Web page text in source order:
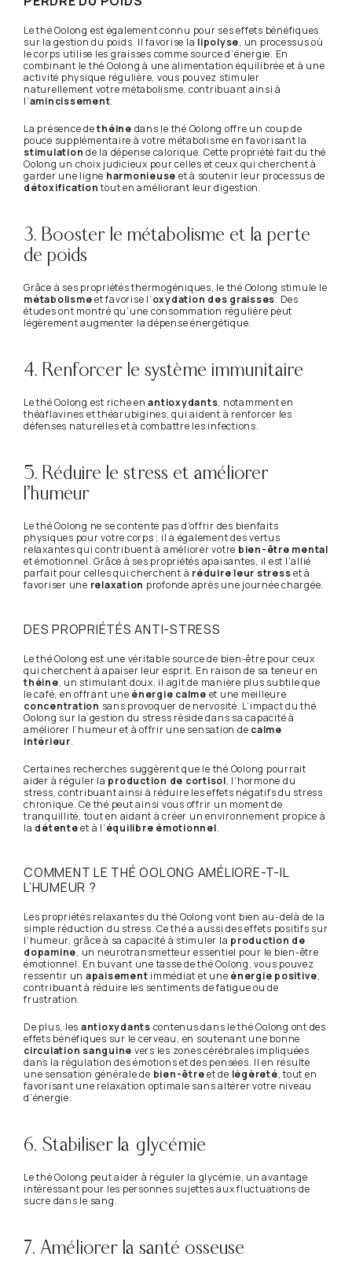
Le thé Oolong est également connu pour ses effets bénéfiques
sur la gestion du poids. Il favorise la lipolyse, un processus où
le corps utilise les graisses comme source d’énergie. En
combinant le thé Oolong à une alimentation équilibrée et à une
activité physique régulière, vous pouvez stimuler
naturellement votre métabolisme, contribuant ainsi à
l’amincissement.
La présence dethéine dans le thé Oolong offre un coup de
pouce supplémentaire à votre métabolisme en favorisant la
stimulation de la dépense calorique. Cette propriété fait du thé
Oolong un choix judicieux pour celles et ceux qui cherchent à
garder une ligne harmonieuse et à soutenir leur processus de
détoxificationtout en améliorant leur digestion.
3. Booster le métabolisme et la perte
de poids
Grâce à ses propriétés thermogéniques, le thé Oolong stimule le
métabolismeet favorise l’oxydation des graisses. Des
études ont montré qu’une consommation régulière peut
légèrement augmenter la dépense énergétique.
4. Renforcer le système immunitaire
Le thé Oolong est riche enantioxydants, notamment en
théaflavines et théarubigines, qui aident à renforcer les
défenses naturelles et à combattre les infections.
5. Réduire le stress et améliorer
l’humeur
Le thé Oolong ne se contente pas d’offrir des bienfaits
physiques pour votre corps ; il a également des vertus
relaxantes qui contribuent à améliorer votre bien-être mental
et émotionnel. Grâce à ses propriétés apaisantes, il est l’allié
parfait pour celles qui cherchent à réduire leur stresset à
favoriser une relaxation profonde après une journée chargée.
DES PROPRIÉTÉS ANTI-STRESS
Le thé Oolong est une véritable source de bien-être pour ceux
qui cherchent à apaiser leur esprit. En raison de sa teneur en
théine, un stimulant doux, il agit de manière plus subtile que
le café, en offrant une énergie calme et une meilleure
concentration sans provoquer de nervosité. L’impact du thé
Oolong sur la gestion du stress réside dans sa capacité à
améliorer l’humeur et à offrir une sensation de calme
intérieur.
Certaines recherches suggèrent que le thé Oolong pourrait
aider à réguler la production de cortisol, l’hormone du
stress, contribuant ainsi à réduire les effets négatifs du stress
chronique. Ce thé peut ainsi vous offrir un moment de
tranquillité, tout en aidant à créer un environnement propice à
la détenteet à l’équilibre émotionnel.
COMMENT LE THÉ OOLONG AMÉLIORE-T-IL
L’HUMEUR ?
Les propriétés relaxantes du thé Oolong vont bien au-delà de la
simple réduction du stress. Ce thé a aussi des effets positifs sur
l’humeur, grâce à sa capacité à stimuler la production de
dopamine, un neurotransmetteur essentiel pour le bien-être
émotionnel. En buvant une tasse de thé Oolong, vous pouvez
ressentir un apaisement immédiat et une énergie positive,
contribuant à réduire les sentiments de fatigue ou de
frustration.
De plus, les antioxydants contenus dans le thé Oolong ont des
effets bénéfiques sur le cerveau, en soutenant une bonne
circulation sanguine vers les zones cérébrales impliquées
dans la régulation des émotions et des pensées. Il en résulte
une sensation générale de bien-êtreet de légèreté, tout en
favorisant une relaxation optimale sans altérer votre niveau
d’énergie.
6. Stabiliser la glycémie
Le thé Oolong peut aider à réguler la glycémie, un avantage
intéressant pour les personnes sujettes aux fluctuations de
sucre dans le sang.
7. Améliorer la santé osseuse